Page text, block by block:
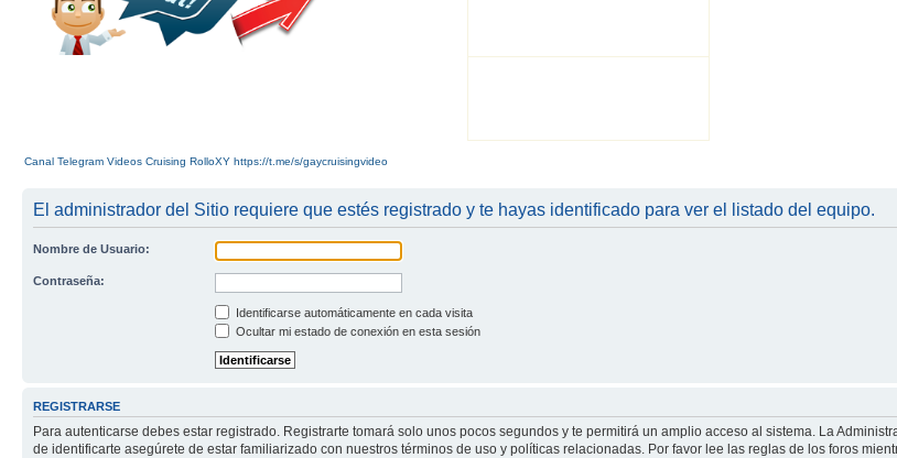
Canal Telegram Videos Cruising RolloXY https://t.me/s/gaycruisingvideo
El administrador del Sitio requiere que estés registrado y te hayas identificado para ver el listado del equipo.
Nombre de Usuario:
Contraseña:
Identificarse automáticamente en cada visita
Ocultar mi estado de conexión en esta sesión
REGISTRARSE
Para autenticarse debes estar registrado. Registrarte tomará solo unos pocos segundos y te permitirá un amplio acceso al sistema. La
de identificarte asegúrete de estar familiarizado con nuestros términos de uso y políticas relacionadas. Por favor lee las reglas de los foros